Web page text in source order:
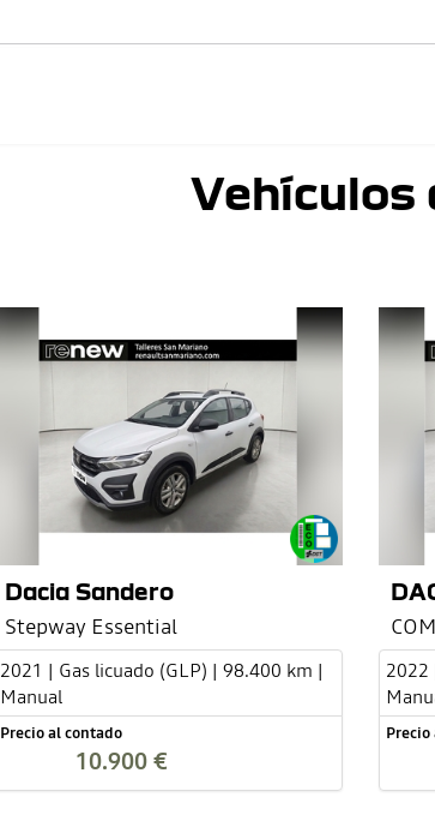
Vehículos
Dacia Sandero
Stepway Essential
2021 | Gas licuado (GLP) | 98.400 km |
Manual
Precio al contado
10.900 €
2022